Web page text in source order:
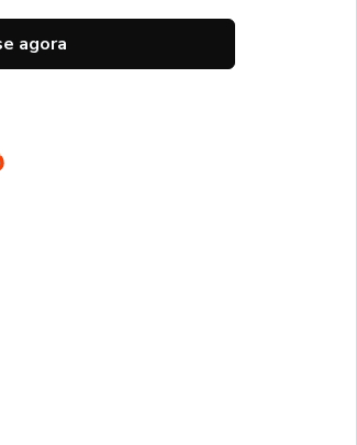
agora